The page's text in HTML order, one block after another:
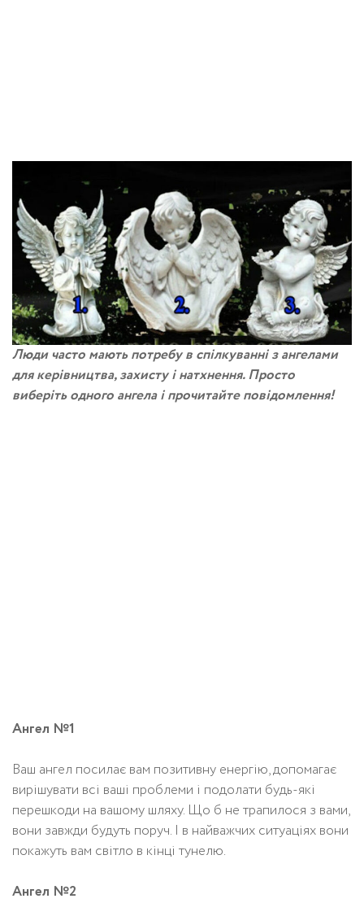
Люди часто мають потребу в спілкуванні з ангелами
для керівництва, захисту і натхнення. Просто
виберіть одного ангела і прочитайте повідомлення!
Ангел №1
Ваш ангел посилає вам позитивну енергію, допомагає
вирішувати всі ваші проблеми і подолати будь-які
перешкоди на вашому шляху. Що б не трапилося з вами,
вони завжди будуть поруч. І в найважчих ситуаціях вони
покажуть вам світло в кінці тунелю.
Ангел №2